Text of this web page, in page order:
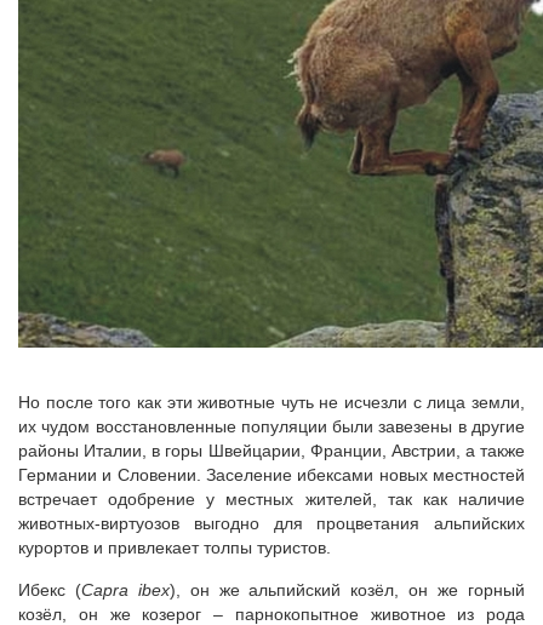
Но после того как эти животные чуть не исчезли с лица земли,
их чудом восстановленные популяции были завезены в другие
районы Италии, в горы Швейцарии, Франции, Австрии, а также
Германии и Словении. Заселение ибексами новых местностей
встречает одобрение у местных жителей, так как наличие
животных-виртуозов выгодно для процветания альпийских
курортов и привлекает толпы туристов.
Ибекс (Capra ibex), он же альпийский козёл, он же горный
козёл, он же козерог – парнокопытное животное из рода